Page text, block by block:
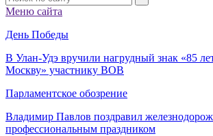
Меню сайта
День Победы
В Улан-Удэ вручили нагрудный знак «85
Москву» участнику ВОВ
Парламентское обозрение
Владимир Павлов поздравил
профессиональным праздником